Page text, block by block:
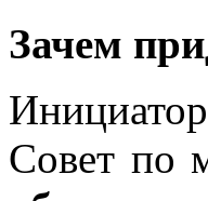
Зачем
Совет по